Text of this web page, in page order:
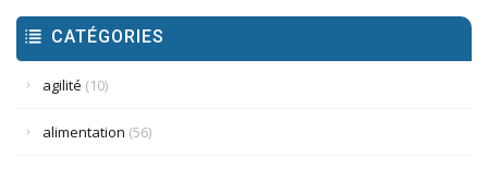
CATÉGORIES
agilité (10)
alimentation (56)